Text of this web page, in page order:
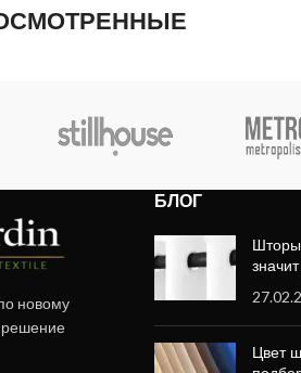
новому
решение
БЛОГ
Шторы
значит
Цвет